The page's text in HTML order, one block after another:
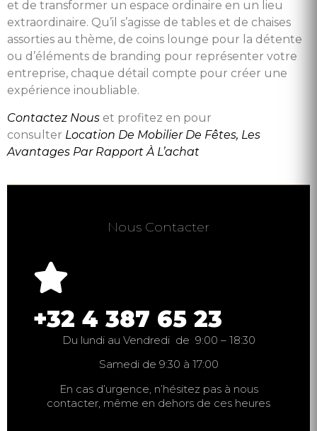
et de transformer un espace ordinaire en un lieu
extraordinaire. Qu’il s’agisse de tables et de chaises
assorties au thème, de coins lounge pour la détente
ou d’éléments de branding pour représenter votre
entreprise, chaque détail compte pour créer une
expérience inoubliable.
Contactez Nous et profitez en pour
consulter Location De Mobilier De Fêtes, Les
Avantages Par Rapport À L’achat
Nous Contacter
+32 4 387 65 23
Du lundi au Vendredi de 9:00 – 18:30
Samedi de 9:30 à 17:00
En cas d’urgence, n’hésitez pas à nous
contacter, même en dehors de ces heures